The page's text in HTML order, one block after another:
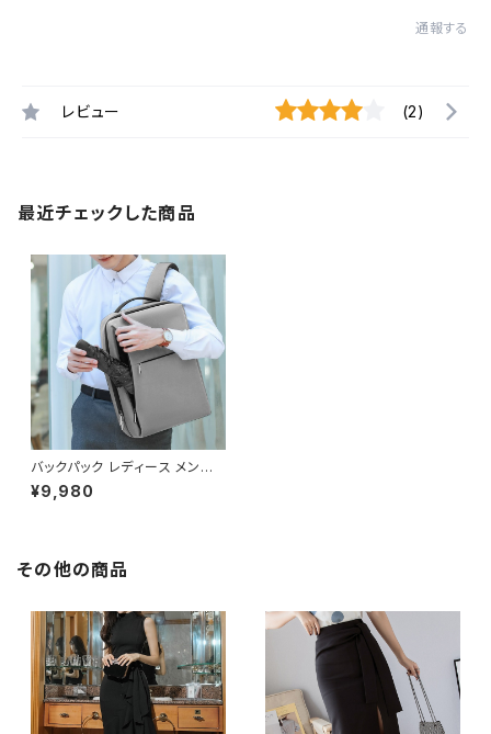
通報する
レビュー (2)
最近チェックした商品
バックパック レディース メンズ
リュック 春夏 秋冬 春 夏 秋 冬
黒 バッグ リュックサック ロゴ 仕
大容量 バッグパック 学校バッグ
パソコンバッグ ミニパソコン収納
クス 男の子 女の子 A4 B4 ライ
トグレー ダークグレー ブラック
オフィス カレッジコーデ カジュ
アル デイリー お出かけ K-B01
07
¥9,980
その他の商品